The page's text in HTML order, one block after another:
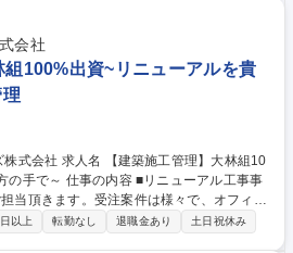
内 ■緊急時対応（地震発生後の点検、火災
■設備の点検（点検項目に沿って確認）
や給水管など 募集職種 【神戸∬
ップクラスの棟管理・残業月15h程度
会社
組100%出資~リニューアルを貴
管理】大林組10
ューアル工事事
当頂きます。受注案件は様々で、オフィス
所等の改修工事や内装工事の案件を請け負
以上 転勤なし 退職金あり 土日祝休み